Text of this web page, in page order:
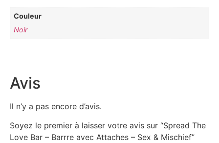
Couleur
Noir
Avis
Il n’y a pas encore d’avis.
Soyez le premier à laisser votre avis sur “Spread The
Love Bar – Barrre avec Attaches – Sex & Mischief”